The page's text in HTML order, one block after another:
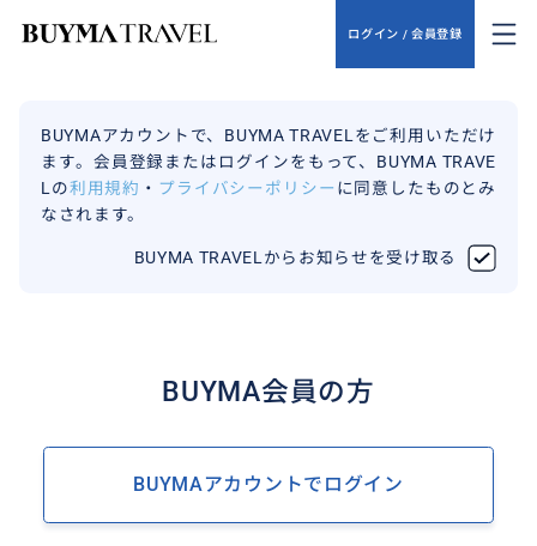
ログイン / 会員登録
BUYMAアカウントで、BUYMA TRAVELをご利用いただけ
ます。会員登録またはログインをもって、BUYMA TRAVE
Lの利用規約 ・ プライバシーポリシー に同意したものとみ
なされます。
BUYMA TRAVELからお知らせを受け取る
BUYMA会員の方
BUYMAアカウントでログイン